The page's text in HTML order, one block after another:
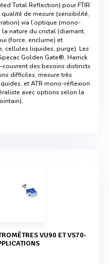
Total Reflection) pour FTIR
de mesure (sensibilité,
via l’optique (mono-
nature du cristal (diamant,
(force, enclume) et
cellules liquides, purge). Les
Golden Gate®, Harrick
des besoins distincts
difficiles, mesure très
et ATR mono-réflexion
avec options selon la